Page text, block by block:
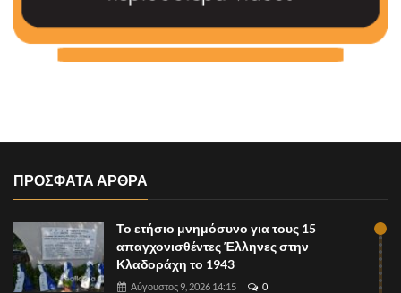
ΠΡΟΣΦΑΤΑ ΑΡΘΡΑ
Το ετήσιο μνημόσυνο για τους 15
απαγχονισθέντες Έλληνες στην
Κλαδοράχη το 1943
Αύγουστος 9, 2026 14:15 0